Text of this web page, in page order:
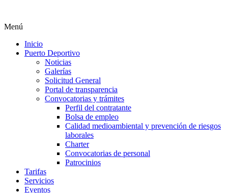
Menú
Inicio
Puerto Deportivo
Noticias
Galerías
Solicitud General
Portal de transparencia
Convocatorias y trámites
Perfil del contratante
Bolsa de empleo
Calidad medioambiental y prevención de riesgos
laborales
Charter
Convocatorias de personal
Patrocinios
Tarifas
Servicios
Eventos